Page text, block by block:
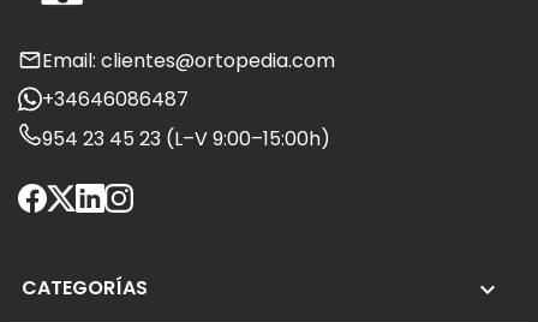
Email: clientes@ortopedia.com
+34646086487
954 23 45 23 (L–V 9:00–15:00h)
CATEGORÍAS 